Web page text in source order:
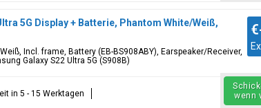
5G Display + Batterie, Phantom White/Weiß,
Incl. frame, Battery (EB-BS908ABY), Earspeaker/Receiver,
Galaxy S22 Ultra 5G (S908B)
in 5 - 15 Werktagen
wenn